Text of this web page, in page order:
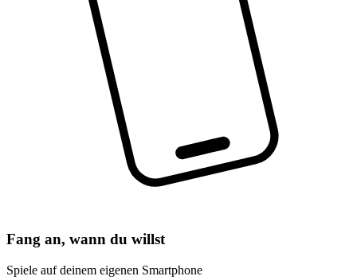
Fang an, wann du willst
Spiele auf deinem eigenen Smartphone